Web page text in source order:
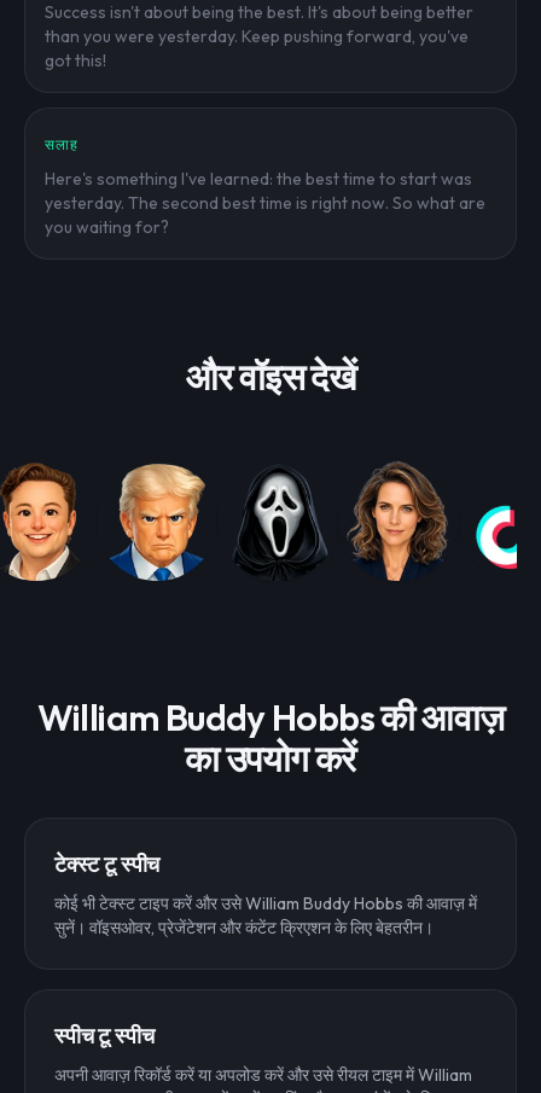
Success isn't about being the best. It's about being better
than you were yesterday. Keep pushing forward, you've
got this!
सलाह
Here's something I've learned: the best time to start was
yesterday. The second best time is right now. So what are
you waiting for?
और वॉइस देखें
William Buddy Hobbs की आवाज़
का उपयोग करें
टेक्स्ट टू स्पीच
कोई भी टेक्स्ट टाइप करें और उसे William Buddy Hobbs की आवाज़ में
सुनें। वॉइसओवर, प्रेजेंटेशन और कंटेंट क्रिएशन के लिए बेहतरीन।
स्पीच टू स्पीच
अपनी आवाज़ रिकॉर्ड करें या अपलोड करें और उसे रीयल टाइम में William